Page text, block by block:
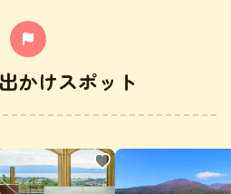
かけスポット